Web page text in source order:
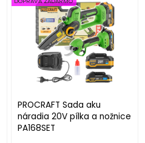
PROCRAFT Sada aku
náradia 20V pílka a nožnice
PA168SET